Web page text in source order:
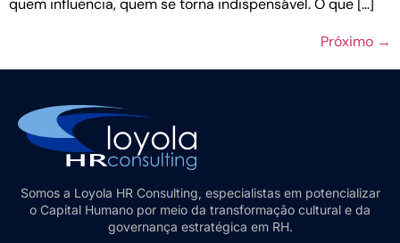
quem influencia, quem se torna indispensável. O que […]
Próximo →
Somos a Loyola HR Consulting, especialistas em potencializar
o Capital Humano por meio da transformação cultural e da
governança estratégica em RH.